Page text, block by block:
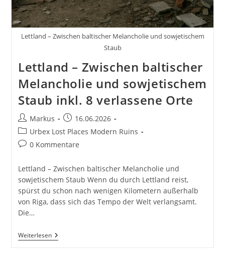
Lettland – Zwischen baltischer Melancholie und sowjetischem
Staub
Lettland – Zwischen baltischer
Melancholie und sowjetischem
Staub inkl. 8 verlassene Orte
Beitrags-
Autor:
Markus
Beitrag
veröffentlicht:
16.06.2026
Beitrags-
Kategorie:
Urbex Lost Places Modern Ruins
Beitrags-
0 Kommentare
Lettland – Zwischen baltischer Melancholie und
sowjetischem Staub Wenn du durch Lettland reist,
spürst du schon nach wenigen Kilometern außerhalb
von Riga, dass sich das Tempo der Welt verlangsamt.
Die…
WeiterlesenLettland
–